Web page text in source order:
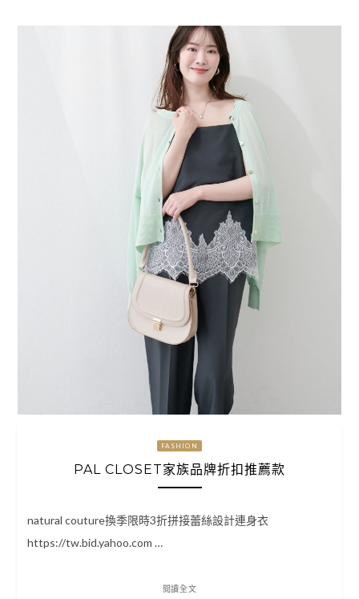
FASHION
PAL CLOSET家族品牌折扣推薦款
natural couture換季限時3折拼接蕾絲設計連身衣
https://tw.bid.yahoo.com …
閱讀全文